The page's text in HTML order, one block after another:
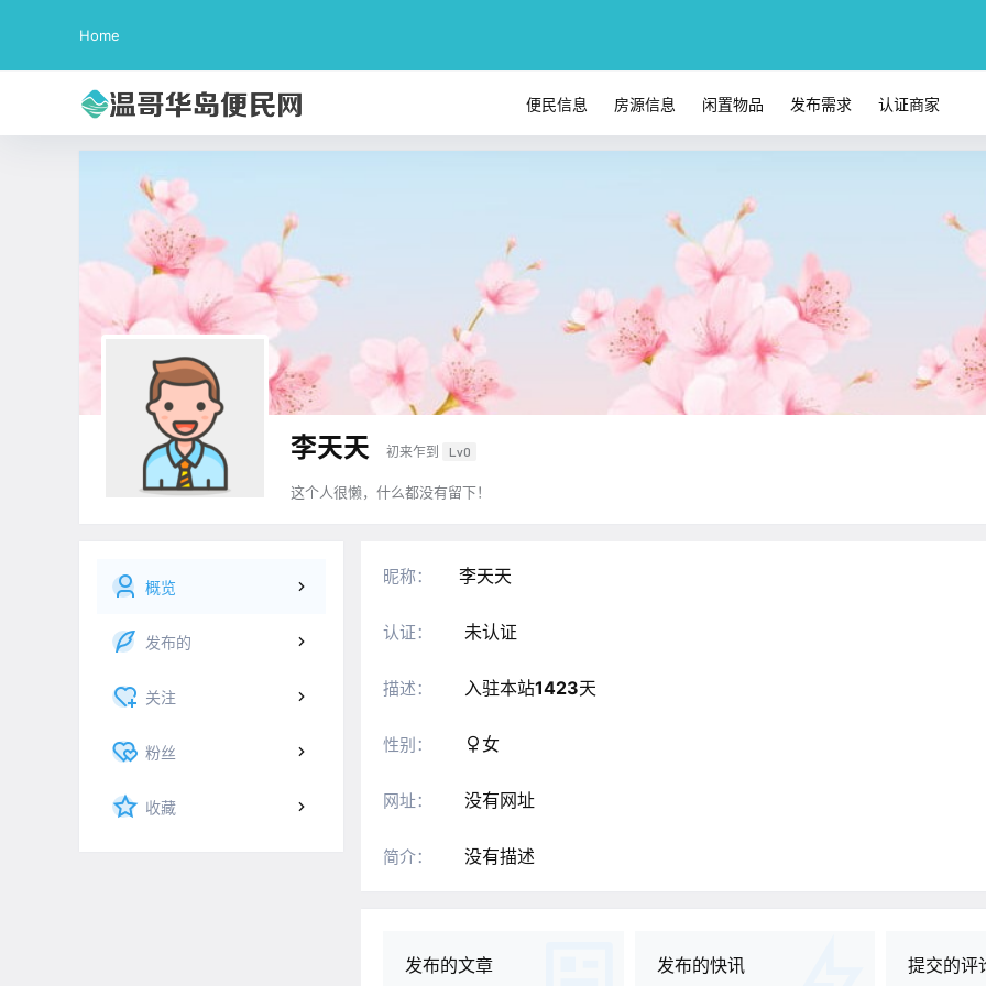
Home
便民信息 房源信息 闲置物品 发布需求 认证商家
李天天 初来乍到 Lv0
这个人很懒，什么都没有留下！
概览
发布的
关注
粉丝
收藏
昵称： 李天天
认证： 未认证
描述： 入驻本站1423天
性别： 女
网址： 没有网址
简介： 没有描述
发布的文章 发布的快讯 提交的评